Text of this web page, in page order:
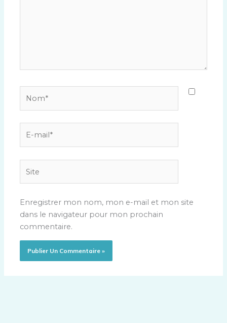
mail*
Enregistrer mon nom, mon e-mail et mon site
dans le navigateur pour mon prochain
commentaire.